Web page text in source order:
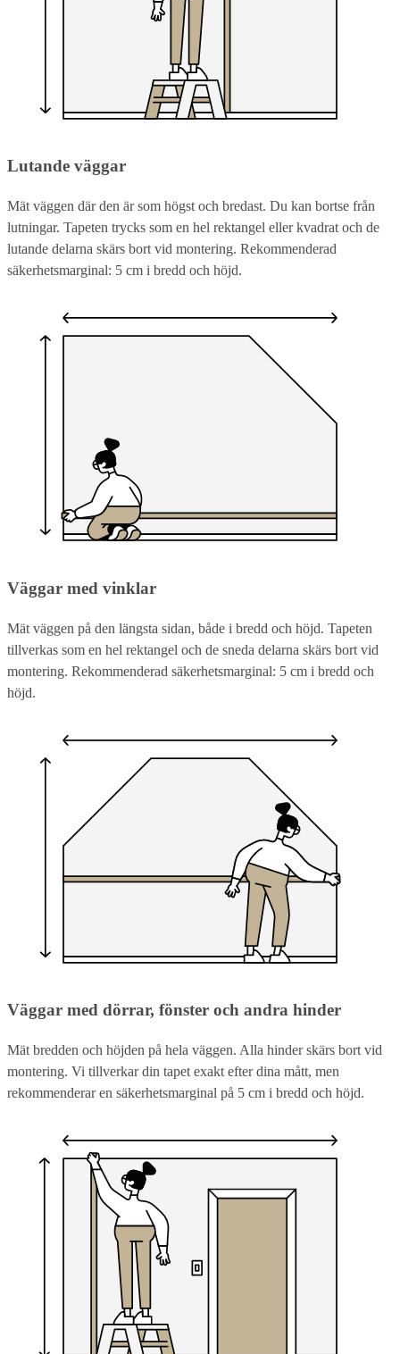
Lutande väggar
Mät väggen där den är som högst och bredast. Du kan bortse från
lutningar. Tapeten trycks som en hel rektangel eller kvadrat och de
lutande delarna skärs bort vid montering. Rekommenderad
säkerhetsmarginal: 5 cm i bredd och höjd.
Väggar med vinklar
Mät väggen på den längsta sidan, både i bredd och höjd. Tapeten
tillverkas som en hel rektangel och de sneda delarna skärs bort vid
montering. Rekommenderad säkerhetsmarginal: 5 cm i bredd och
höjd.
Väggar med dörrar, fönster och andra hinder
Mät bredden och höjden på hela väggen. Alla hinder skärs bort vid
montering. Vi tillverkar din tapet exakt efter dina mått, men
rekommenderar en säkerhetsmarginal på 5 cm i bredd och höjd.